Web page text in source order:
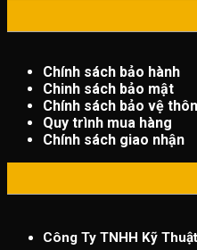
Chính sách bảo hành
Chinh sách bảo mật
Chính sách bảo vệ
Quy trình mua hàng
Chính sách giao nhận
Công Ty TNHH Kỹ